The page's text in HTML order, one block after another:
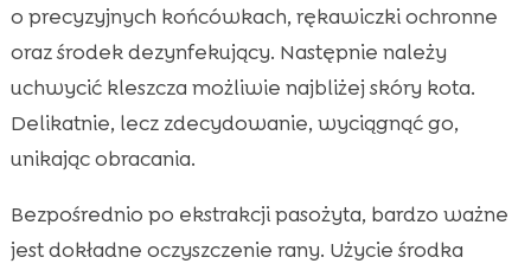
o precyzyjnych końcówkach, rękawiczki ochronne
oraz środek dezynfekujący. Następnie należy
uchwycić kleszcza możliwie najbliżej skóry kota.
Delikatnie, lecz zdecydowanie, wyciągnąć go,
unikając obracania.
Bezpośrednio po ekstrakcji pasożyta, bardzo ważne
jest dokładne oczyszczenie rany. Użycie środka